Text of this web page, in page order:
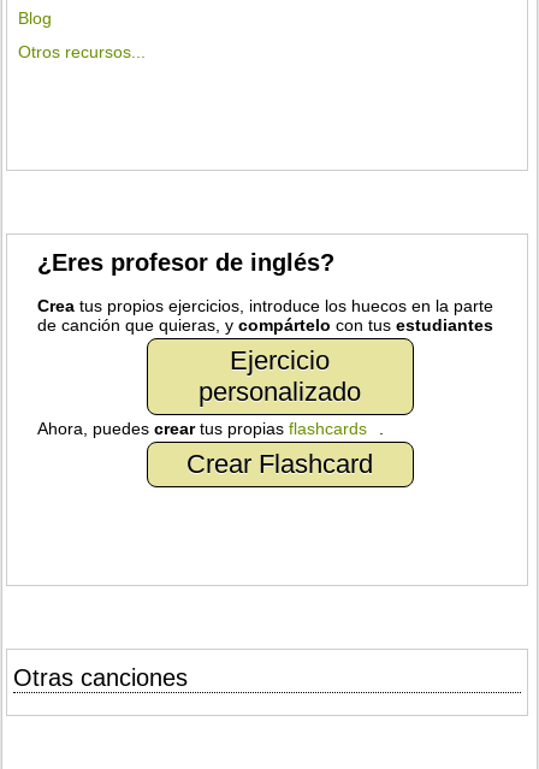
Blog
Otros recursos...
¿Eres profesor de inglés?
Crea tus propios ejercicios, introduce los huecos en la parte
de canción que quieras, ycompártelo con tusestudiantes
Ejercicio
personalizado
Ahora, puedescreartus propiasflashcards
Crear Flashcard
Otras canciones